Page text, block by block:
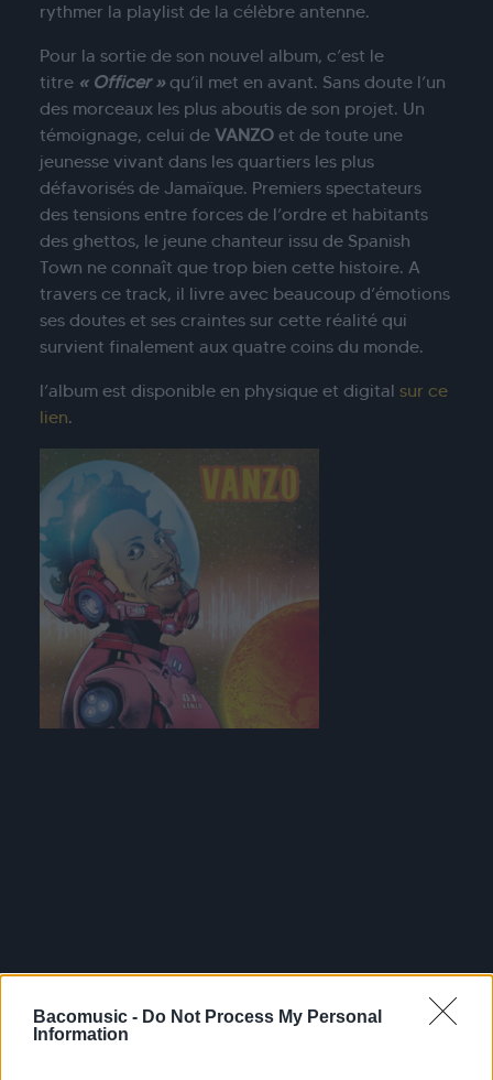
Bacomusic - Do Not Process My Personal
Information
rythmer la playlist de la célèbre antenne.
Pour la sortie de son nouvel album, c’est le
titre « Officer »qu’il met en avant. Sans doute l’un
des morceaux les plus aboutis de son projet. Un
témoignage, celui de VANZOet de toute une
jeunesse vivant dans les quartiers les plus
défavorisés de Jamaïque. Premiers spectateurs
des tensions entre forces de l’ordre et habitants
des ghettos, le jeune chanteur issu de Spanish
Town ne connaît que trop bien cette histoire. A
travers ce track, il livre avec beaucoup d’émotions
ses doutes et ses craintes sur cette réalité qui
survient finalement aux quatre coins du monde.
l’album est disponible en physique et digital sur ce
lien.